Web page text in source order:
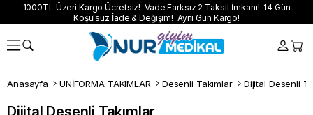
1000TL Üzeri Kargo Ücretsiz! Vade Farksız 2 Taksit İmkanı! 14 Gün
Koşulsuz İade & Değişim! Aynı Gün Kargo!
Anasayfa ÜNİFORMA TAKIMLAR Desenli Takımlar Dijital Desenli
Dijital Desenli Takımlar